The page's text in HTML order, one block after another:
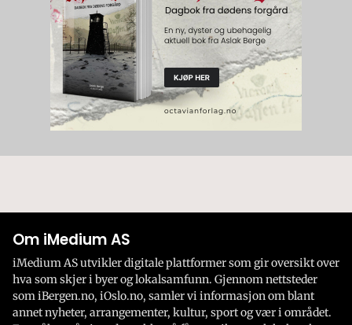
Om iMedium AS
iMedium AS utvikler digitale plattformer som gir oversikt over
hva som skjer i byer og lokalsamfunn. Gjennom nettsteder
som iBergen.no, iOslo.no, samler vi informasjon om blant
annet nyheter, arrangementer, kultur, sport og vær i området.